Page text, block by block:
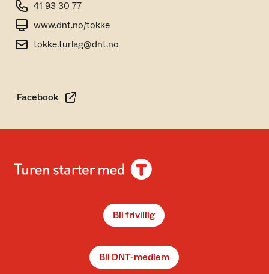
41 93 30 77
www.dnt.no/tokke
tokke.turlag@dnt.no
Facebook
Bli frivillig
Bli DNT-medlem